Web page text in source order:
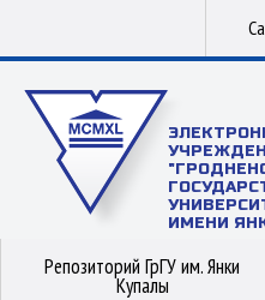
ИМЕНИ
Репозиторий ГрГУ им. Янки
Купалы